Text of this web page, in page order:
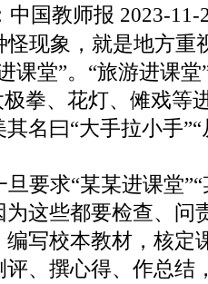
中国教师报 2023-
怪现象，就是地方重
课堂”。“旅游进课
极拳、花灯、傩戏
名曰“大手拉小手
要求“某某进课堂
这些都要检查、问
写校本教材，核定
、撰心得、作总结